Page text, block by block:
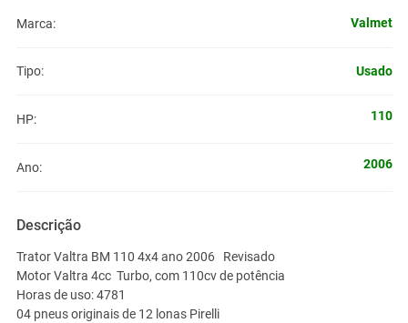
Marca: Valmet
Tipo: Usado
HP: 110
Ano: 2006
Descrição
Trator Valtra BM 110 4x4 ano 2006 Revisado
Motor Valtra 4cc Turbo, com 110cv de potência
Horas de uso: 4781
04 pneus originais de 12 lonas Pirelli